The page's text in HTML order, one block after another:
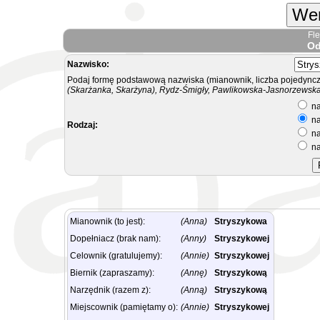
Nazwisko:
Podaj formę podstawową nazwiska (mianownik, liczba
(Skarżanka, Skarżyna), Rydz-Śmigły, Pawlikowska-
Rodzaj:
Mianownik (to jest): (Anna)
Stryszykowa
Dopełniacz (brak nam):
(Anny)
Stryszykowej
Celownik (gratulujemy):
(Annie) Stryszykowej
Biernik (zapraszamy):
(Annę)
Stryszykową
Narzędnik (razem z):
(Anną)
Stryszykową
Miejscownik (pamiętamy o): (Annie) Stryszykowej